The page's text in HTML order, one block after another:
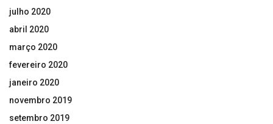
julho 2020
abril 2020
março 2020
fevereiro 2020
janeiro 2020
novembro 2019
setembro 2019